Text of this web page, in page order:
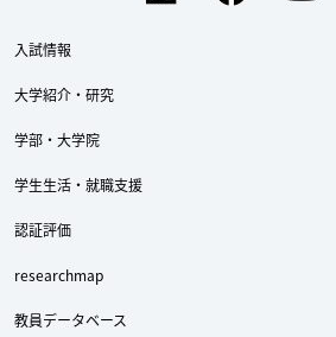
入試情報
大学紹介・研究
学部・大学院
学生生活・就職支援
認証評価
researchmap
教員データベース